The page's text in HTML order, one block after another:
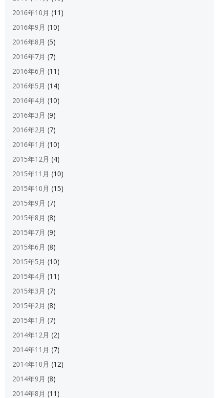
2016年10月 (11)
2016年9月 (10)
2016年8月 (5)
2016年7月 (7)
2016年6月 (11)
2016年5月 (14)
2016年4月 (10)
2016年3月 (9)
2016年2月 (7)
2016年1月 (10)
2015年12月 (4)
2015年11月 (10)
2015年10月 (15)
2015年9月 (7)
2015年8月 (8)
2015年7月 (9)
2015年6月 (8)
2015年5月 (10)
2015年4月 (11)
2015年3月 (7)
2015年2月 (8)
2015年1月 (7)
2014年12月 (2)
2014年11月 (7)
2014年10月 (12)
2014年9月 (8)
2014年8月 (11)